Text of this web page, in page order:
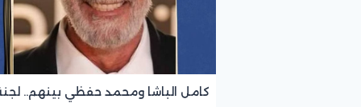
كامل الباشا ومحمد حفظي بينهم..